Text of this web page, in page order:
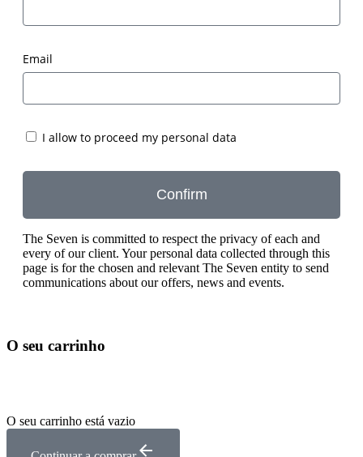
Email
I allow to proceed my personal data
Confirm
The Seven is committed to respect the privacy of each and
every of our client. Your personal data collected through this
page is for the chosen and relevant The Seven entity to send
communications about our offers, news and events.
O seu carrinho
O seu carrinho está vazio